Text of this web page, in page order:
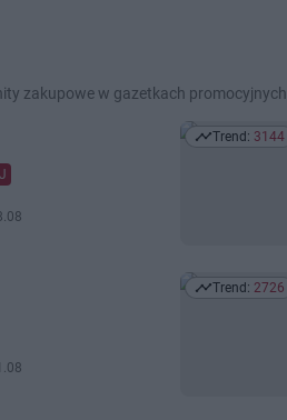
zakupowe w gazetkach promocyjnych
Trend: 3144
Trend: 3144
Trend: 2726
Trend: 2726